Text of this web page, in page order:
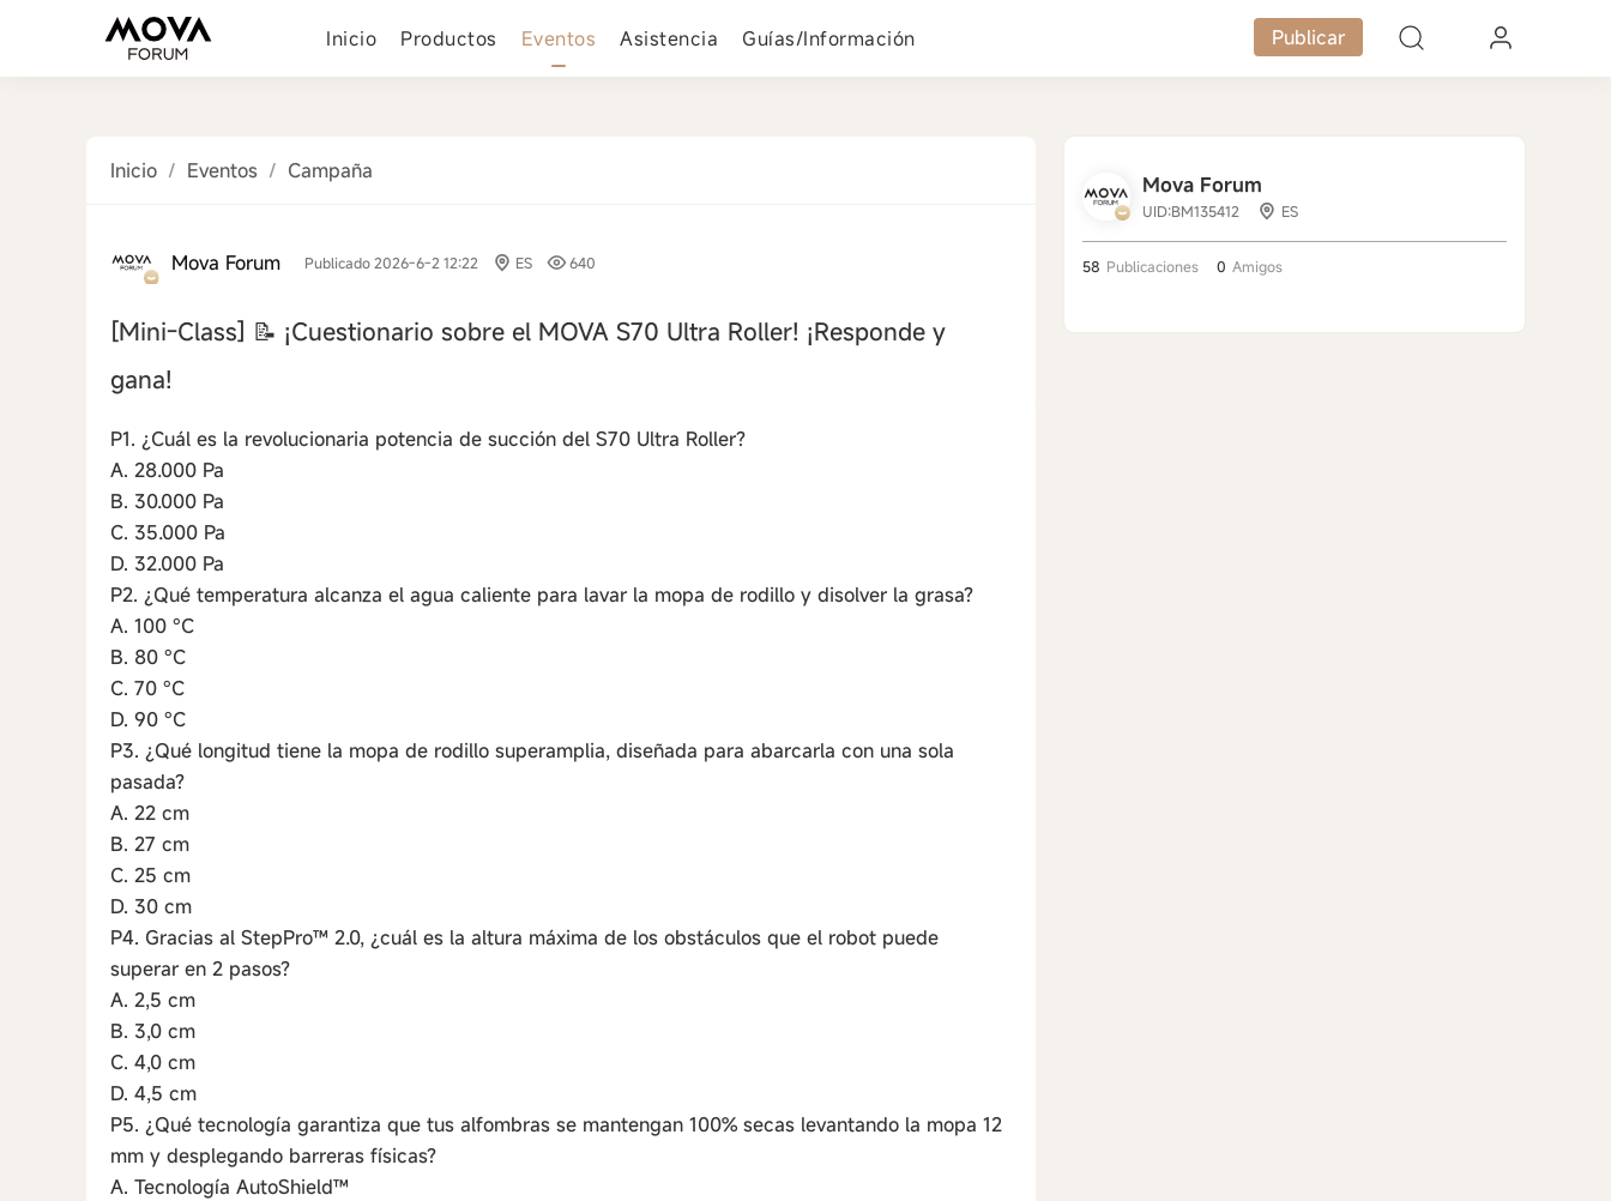
Inicio Productos Eventos Asistencia Guías/Información Publicar
Inicio / Eventos / Campaña
Mova Forum Publicado 2026-6-2 12:22 ES 640
[Mini-Class] 📝 ¡Cuestionario sobre el MOVA S70 Ultra Roller! ¡Responde y
gana!
P1. ¿Cuál es la revolucionaria potencia de succión del S70 Ultra Roller?
A. 28.000 Pa
B. 30.000 Pa
C. 35.000 Pa
D. 32.000 Pa
P2. ¿Qué temperatura alcanza el agua caliente para lavar la mopa de rodillo y disolver la grasa?
A. 100 °C
B. 80 °C
C. 70 °C
D. 90 °C
P3. ¿Qué longitud tiene la mopa de rodillo superamplia, diseñada para abarcarla con una sola
pasada?
A. 22 cm
B. 27 cm
C. 25 cm
D. 30 cm
P4. Gracias al StepPro™ 2.0, ¿cuál es la altura máxima de los obstáculos que el robot puede
superar en 2 pasos?
A. 2,5 cm
B. 3,0 cm
C. 4,0 cm
D. 4,5 cm
P5. ¿Qué tecnología garantiza que tus alfombras se mantengan 100% secas levantando la mopa 12
mm y desplegando barreras físicas?
A. Tecnología AutoShield™
Mova Forum
UID:BM135412 ES
58 Publicaciones 0 Amigos